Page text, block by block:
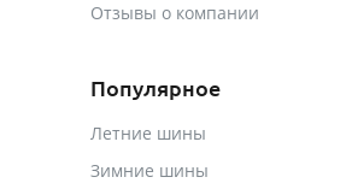
Отзывы о компании
Популярное
Летние шины
Зимние шины